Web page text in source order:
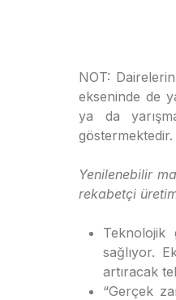
NOT:
ekseninde de
ya da
göstermektedir.
Yenilenebilir
rekabetçi
Teknolojik
sağlıyor.
artıracak
“Gerçek